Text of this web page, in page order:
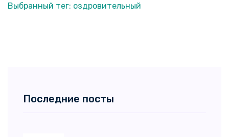
Выбранный тег: оздровительный
Последние посты